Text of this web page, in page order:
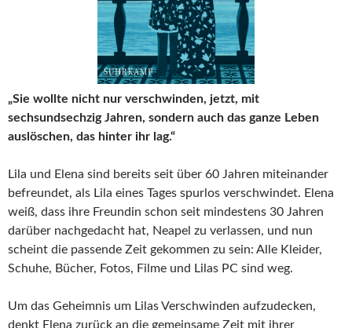
„Sie wollte nicht nur verschwinden, jetzt, mit
sechsundsechzig Jahren, sondern auch das ganze Leben
auslöschen, das hinter ihr lag.“
Lila und Elena sind bereits seit über 60 Jahren miteinander
befreundet, als Lila eines Tages spurlos verschwindet. Elena
weiß, dass ihre Freundin schon seit mindestens 30 Jahren
darüber nachgedacht hat, Neapel zu verlassen, und nun
scheint die passende Zeit gekommen zu sein: Alle Kleider,
Schuhe, Bücher, Fotos, Filme und Lilas PC sind weg.
Um das Geheimnis um Lilas Verschwinden aufzudecken,
denkt Elena zurück an die gemeinsame Zeit mit ihrer